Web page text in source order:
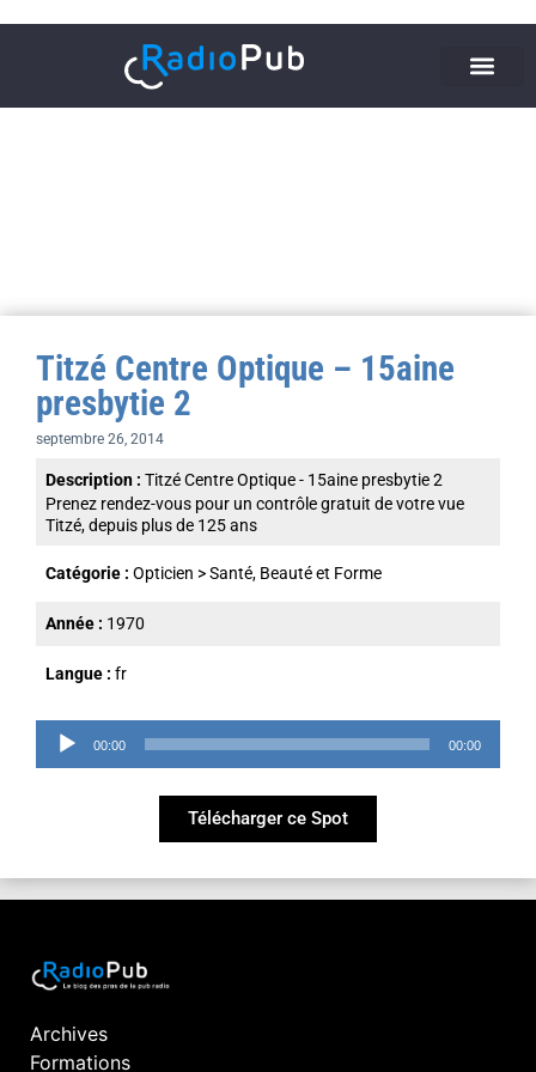
Titzé Centre Optique – 15aine
presbytie 2
septembre 26, 2014
Description : Titzé Centre Optique - 15aine presbytie 2
Prenez rendez-vous pour un contrôle gratuit de votre vue
Titzé, depuis plus de 125 ans
Catégorie : Opticien >Santé, Beauté et Forme
Année : 1970
Langue : fr
Lecteur00:00 00:00
Télécharger ce Spot
Archives
Formations